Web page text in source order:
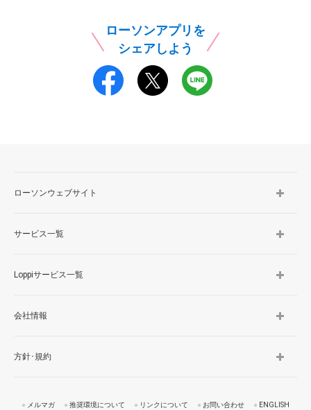
ローソンアプリを
シェアしよう
ローソンウェブサイト
サービス一覧
Loppiサービス一覧
会社情報
方針･規約
メルマガ 推奨環境について リンクについて お問い合わせ ENGLISH